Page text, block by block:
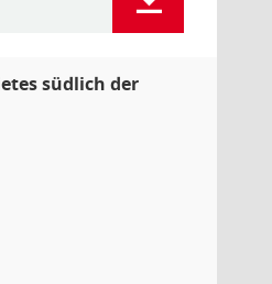
südlich der